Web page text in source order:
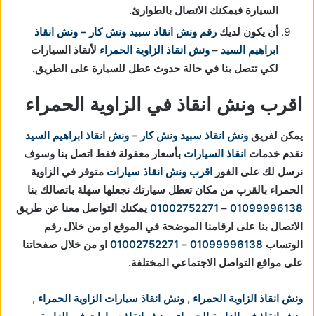
السيارة فيمكنك الاتصال بالطوارئ.
أن يكون لديك رقم ونش انقاذ سبيد ونش كار – ونش انقاذ
ابراهيم السيد – ونش انقاذ الزاوية الحمراء لأنقاذ السيارات
لكي تتصل بنا في حالة حدوث عطل للسيارة على الطريق.
اقرب ونش انقاذ في الزاوية الحمراء
يمكن لفريق ونش انقاذ سبيد ونش كار – ونش انقاذ ابراهيم السيد
نقدم خدمات انقاذ السيارات بأسعار معقولة فقط اتصل بنا وسوف
نرسل لك على الفور
اقرب ونش انقاذ سيارات متوفر في الزاوية
الحمراء بالقرب من مكان تعطل سيارتك نجعلها سهلة باتصالك بنا
01099996138
–
01002752271 يمكنك التواصل معنا عن طريق
الاتصال بنا على ارقامنا الموضحة في الموقع او من خلال رقم
الوتساب 01099996138
–
01002752271 او من خلال صفحاتنا
على مواقع التواصل الاجتماعي المختلفة.
ونش انقاذ الزاوية الحمراء , ونش انقاذ سيارات الزاوية الحمراء ,